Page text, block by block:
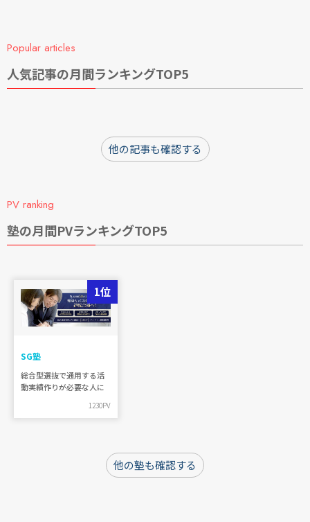
Popular articles
人気記事の月間ランキングTOP5
他の記事も確認する
PV ranking
塾の月間PVランキングTOP5
1位
SG塾
総合型選抜で通用する活
動実績作りが必要な人に
1230PV
他の塾も確認する